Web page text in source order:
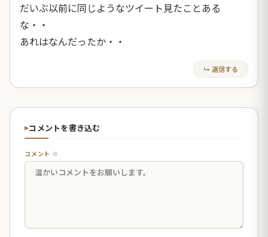
だいぶ以前に同じようなツイート見たことある
な・・
あれはなんだったか・・
↳ 返信する
コメントを書き込む
コメント ※